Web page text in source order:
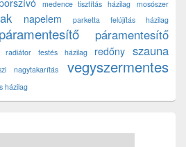
medence tisztítás házilag
mosószer
napelem
parketta felújítás házilag
páramentesítő
páramentesítő
radiátor festés házilag redőny szauna
nagytakarítás
vegyszermentes
házilag